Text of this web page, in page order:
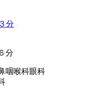
分
分
咽喉科眼科